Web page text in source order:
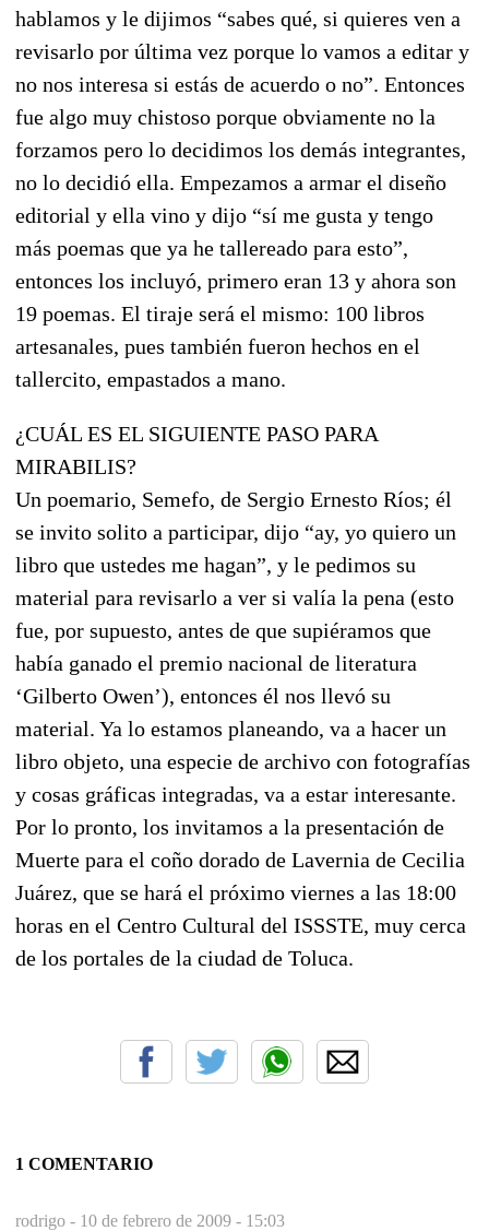
hablamos y le dijimos “sabes qué, si quieres ven a
revisarlo por última vez porque lo vamos a editar y
no nos interesa si estás de acuerdo o no”. Entonces
fue algo muy chistoso porque obviamente no la
forzamos pero lo decidimos los demás integrantes,
no lo decidió ella. Empezamos a armar el diseño
editorial y ella vino y dijo “sí me gusta y tengo
más poemas que ya he tallereado para esto”,
entonces los incluyó, primero eran 13 y ahora son
19 poemas. El tiraje será el mismo: 100 libros
artesanales, pues también fueron hechos en el
tallercito, empastados a mano.
¿CUÁL ES EL SIGUIENTE PASO PARA
MIRABILIS?
Un poemario, Semefo, de Sergio Ernesto Ríos; él
se invito solito a participar, dijo “ay, yo quiero un
libro que ustedes me hagan”, y le pedimos su
material para revisarlo a ver si valía la pena (esto
fue, por supuesto, antes de que supiéramos que
había ganado el premio nacional de literatura
‘Gilberto Owen’), entonces él nos llevó su
material. Ya lo estamos planeando, va a hacer un
libro objeto, una especie de archivo con fotografías
y cosas gráficas integradas, va a estar interesante.
Por lo pronto, los invitamos a la presentación de
Muerte para el coño dorado de Lavernia de Cecilia
Juárez, que se hará el próximo viernes a las 18:00
horas en el Centro Cultural del ISSSTE, muy cerca
de los portales de la ciudad de Toluca.
1 COMENTARIO
rodrigo - 10 de febrero de 2009 - 15:03